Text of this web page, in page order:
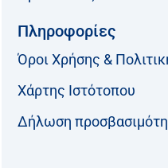
Πληροφορίες
Όροι Χρήσης &
Χάρτης Ιστότοπου
Δήλωση